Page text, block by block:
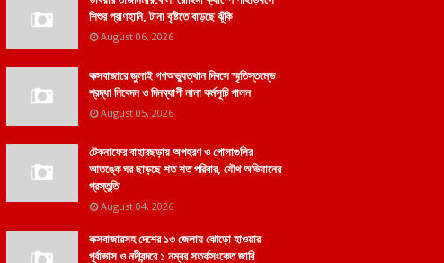
শিশুর প্রাণহানি, টানা বৃষ্টিতে বাড়ছে ঝুঁকি
August 06, 2026
কক্সবাজারে জুলাই গণঅভ্যুত্থান দিবসে স্মৃতিস্তম্ভে
শ্রদ্ধা নিবেদন ও দিনব্যাপী নানা কর্মসূচি পালন
August 05, 2026
টেকনাফের বাহারছড়ায় অপহরণ ও গোলাগুলির
আতঙ্কে ঘর ছাড়ছে শত শত পরিবার, যৌথ অভিযানের
প্রস্তুতি
August 04, 2026
কক্সবাজারসহ দেশের ১৩ জেলায় ঝোড়ো হাওয়ার
পূর্বাভাস ও নদীবন্দরে ১ নম্বর সতর্কসংকেত জারি